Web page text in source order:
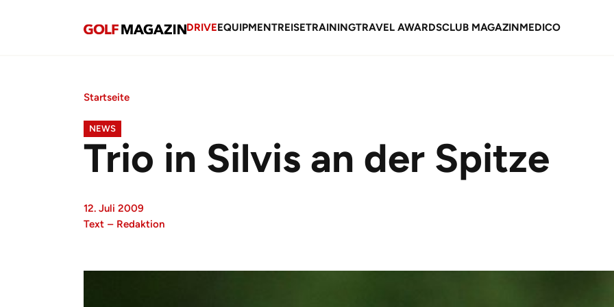
DRIVEEQUIPMENTREISETRAININGTRAVEL AWARDSCLUB MAGAZINMEDICO
Startseite
NEWS
Trio in Silvis an der Spitze
12. Juli 2009
Text – Redaktion